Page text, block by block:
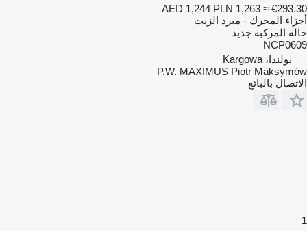
AED 1,244 PLN 1,263 ≈ €293.30
أجزاء المحرك - مبرد الزيت
حالة المركبة جديد
NCP0609
بولندا، Kargowa
P.W. MAXIMUS Piotr Maksymów
الاتصال بالبائع
1